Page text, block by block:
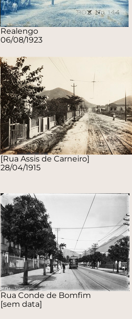
Realengo
06/08/1923
[Rua Assis de Carneiro]
28/04/1915
Rua Conde de Bomfim
[sem data]